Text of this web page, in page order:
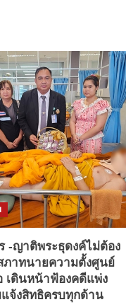
ง
ชน”
ก
ม
พร้าว
หอม
หา
คา
ดับ
าด
รีเมียม–
ก
ก
-ญาติพระธุดงค์ไม่ต้อง
ภาทนายความตั้งศูนย์
เดินหน้าฟ้องคดีแพ่ง
จ้งสิทธิครบทุกด้าน